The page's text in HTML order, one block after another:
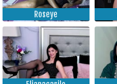
Roseye